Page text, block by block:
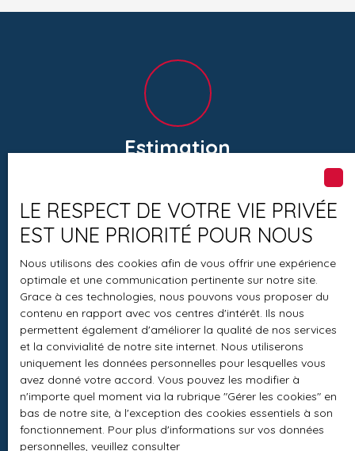
Estimation
Parfaite connaissance
du secteur
LE RESPECT DE VOTRE VIE PRIVÉE
EST UNE PRIORITÉ POUR NOUS
Nous utilisons des cookies afin de vous offrir une expérience
optimale et une communication pertinente sur notre site.
Grace à ces technologies, nous pouvons vous proposer du
contenu en rapport avec vos centres d'intérêt. Ils nous
permettent également d'améliorer la qualité de nos services
et la convivialité de notre site internet. Nous utiliserons
uniquement les données personnelles pour lesquelles vous
avez donné votre accord. Vous pouvez les modifier à
n'importe quel moment via la rubrique ″Gérer les cookies″ en
bas de notre site, à l'exception des cookies essentiels à son
fonctionnement. Pour plus d'informations sur vos données
personnelles, veuillez consulter